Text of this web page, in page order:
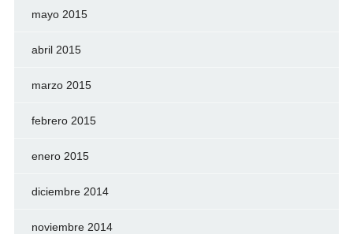
mayo 2015
abril 2015
marzo 2015
febrero 2015
enero 2015
diciembre 2014
noviembre 2014